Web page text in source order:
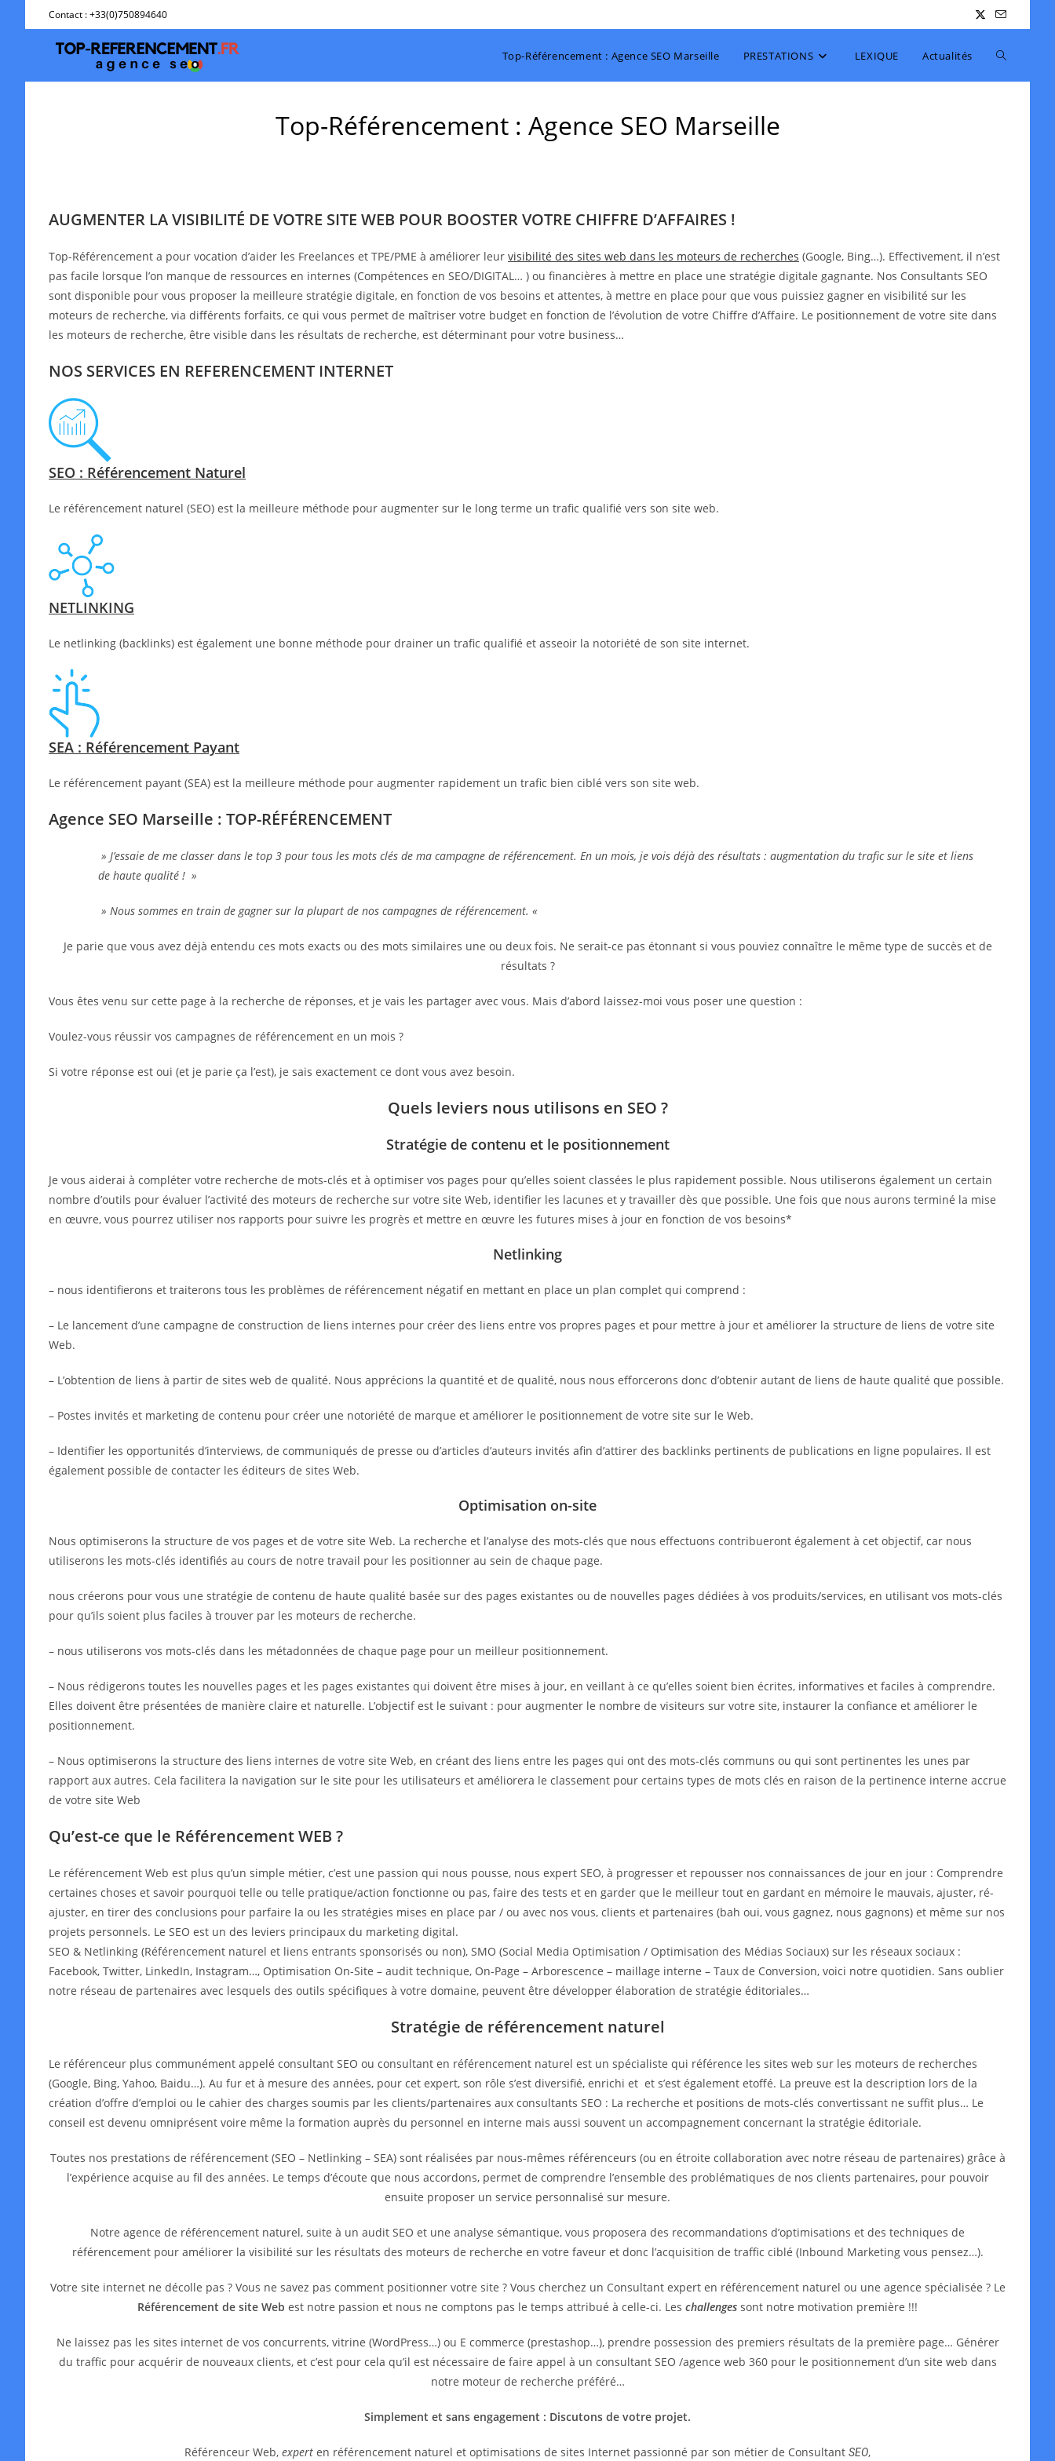
Contact : +33(0)750894640
Top-Référencement : Agence SEO Marseille PRESTATIONS LEXIQUE Actualités Toggle
Top-Référencement : Agence SEO Marseille
AUGMENTER LA VISIBILITÉ DE VOTRE SITE WEB POUR BOOSTER VOTRE CHIFFRE D’AFFAIRES !
Top-Référencement a pour vocation d’aider les Freelances et TPE/PME à améliorer leur visibilité des sites web dans les moteurs de recherches (Google, Bing…). Effectivement, il n’est
pas facile lorsque l’on manque de ressources en internes (Compétences en SEO/DIGITAL… ) ou financières à mettre en place une stratégie digitale gagnante. Nos Consultants SEO
sont disponible pour vous proposer la meilleure stratégie digitale, en fonction de vos besoins et attentes, à mettre en place pour que vous puissiez gagner en visibilité sur les
moteurs de recherche, via différents forfaits, ce qui vous permet de maîtriser votre budget en fonction de l’évolution de votre Chiffre d’Affaire. Le positionnement de votre site dans
les moteurs de recherche, être visible dans les résultats de recherche, est déterminant pour votre business…
NOS SERVICES EN REFERENCEMENT INTERNET
SEO : Référencement Naturel
Le référencement naturel (SEO) est la meilleure méthode pour augmenter sur le long terme un trafic qualifié vers son site web.
NETLINKING
Le netlinking (backlinks) est également une bonne méthode pour drainer un trafic qualifié et asseoir la notoriété de son site internet.
SEA : Référencement Payant
Le référencement payant (SEA) est la meilleure méthode pour augmenter rapidement un trafic bien ciblé vers son site web.
Agence SEO Marseille : TOP-RÉFÉRENCEMENT
» J’essaie de me classer dans le top 3 pour tous les mots clés de ma campagne de référencement. En un mois, je vois déjà des résultats : augmentation du trafic sur le site et liens
de haute qualité ! »
» Nous sommes en train de gagner sur la plupart de nos campagnes de référencement. «
Je parie que vous avez déjà entendu ces mots exacts ou des mots similaires une ou deux fois. Ne serait-ce pas étonnant si vous pouviez connaître le même type de succès et de
résultats ?
Vous êtes venu sur cette page à la recherche de réponses, et je vais les partager avec vous. Mais d’abord laissez-moi vous poser une question :
Voulez-vous réussir vos campagnes de référencement en un mois ?
Si votre réponse est oui (et je parie ça l’est), je sais exactement ce dont vous avez besoin.
Quels leviers nous utilisons en SEO ?
Stratégie de contenu et le positionnement
Je vous aiderai à compléter votre recherche de mots-clés et à optimiser vos pages pour qu’elles soient classées le plus rapidement possible. Nous utiliserons également un certain
nombre d’outils pour évaluer l’activité des moteurs de recherche sur votre site Web, identifier les lacunes et y travailler dès que possible. Une fois que nous aurons terminé la mise
en œuvre, vous pourrez utiliser nos rapports pour suivre les progrès et mettre en œuvre les futures mises à jour en fonction de vos besoins*
Netlinking
– nous identifierons et traiterons tous les problèmes de référencement négatif en mettant en place un plan complet qui comprend :
– Le lancement d’une campagne de construction de liens internes pour créer des liens entre vos propres pages et pour mettre à jour et améliorer la structure de liens de votre site
Web.
– L’obtention de liens à partir de sites web de qualité. Nous apprécions la quantité et de qualité, nous nous efforcerons donc d’obtenir autant de liens de haute qualité que possible.
– Postes invités et marketing de contenu pour créer une notoriété de marque et améliorer le positionnement de votre site sur le Web.
– Identifier les opportunités d’interviews, de communiqués de presse ou d’articles d’auteurs invités afin d’attirer des backlinks pertinents de publications en ligne populaires. Il est
également possible de contacter les éditeurs de sites Web.
Optimisation on-site
Nous optimiserons la structure de vos pages et de votre site Web. La recherche et l’analyse des mots-clés que nous effectuons contribueront également à cet objectif, car nous
utiliserons les mots-clés identifiés au cours de notre travail pour les positionner au sein de chaque page.
nous créerons pour vous une stratégie de contenu de haute qualité basée sur des pages existantes ou de nouvelles pages dédiées à vos produits/services, en utilisant vos mots-clés
pour qu’ils soient plus faciles à trouver par les moteurs de recherche.
– nous utiliserons vos mots-clés dans les métadonnées de chaque page pour un meilleur positionnement.
– Nous rédigerons toutes les nouvelles pages et les pages existantes qui doivent être mises à jour, en veillant à ce qu’elles soient bien écrites, informatives et faciles à comprendre.
Elles doivent être présentées de manière claire et naturelle. L’objectif est le suivant : pour augmenter le nombre de visiteurs sur votre site, instaurer la confiance et améliorer le
positionnement.
– Nous optimiserons la structure des liens internes de votre site Web, en créant des liens entre les pages qui ont des mots-clés communs ou qui sont pertinentes les unes par
rapport aux autres. Cela facilitera la navigation sur le site pour les utilisateurs et améliorera le classement pour certains types de mots clés en raison de la pertinence interne accrue
de votre site Web
Qu’est-ce que le Référencement WEB ?
Le référencement Web est plus qu’un simple métier, c’est une passion qui nous pousse, nous expert SEO, à progresser et repousser nos connaissances de jour en jour : Comprendre
certaines choses et savoir pourquoi telle ou telle pratique/action fonctionne ou pas, faire des tests et en garder que le meilleur tout en gardant en mémoire le mauvais, ajuster, ré-
ajuster, en tirer des conclusions pour parfaire la ou les stratégies mises en place par / ou avec nos vous, clients et partenaires (bah oui, vous gagnez, nous gagnons) et même sur nos
projets personnels. Le SEO est un des leviers principaux du marketing digital.
SEO & Netlinking (Référencement naturel et liens entrants sponsorisés ou non), SMO (Social Media Optimisation / Optimisation des Médias Sociaux) sur les réseaux sociaux :
Facebook, Twitter, LinkedIn, Instagram…, Optimisation On-Site – audit technique, On-Page – Arborescence – maillage interne – Taux de Conversion, voici notre quotidien. Sans oublier
notre réseau de partenaires avec lesquels des outils spécifiques à votre domaine, peuvent être développer élaboration de stratégie éditoriales…
Stratégie de référencement naturel
Le référenceur plus communément appelé consultant SEO ou consultant en référencement naturel est un spécialiste qui référence les sites web sur les moteurs de recherches
(Google, Bing, Yahoo, Baidu…). Au fur et à mesure des années, pour cet expert, son rôle s’est diversifié, enrichi et et s’est également etoffé. La preuve est la description lors de la
création d’offre d’emploi ou le cahier des charges soumis par les clients/partenaires aux consultants SEO : La recherche et positions de mots-clés convertissant ne suffit plus… Le
conseil est devenu omniprésent voire même la formation auprès du personnel en interne mais aussi souvent un accompagnement concernant la stratégie éditoriale.
Toutes nos prestations de référencement (SEO – Netlinking – SEA) sont réalisées par nous-mêmes référenceurs (ou en étroite collaboration avec notre réseau de partenaires) grâce à
l’expérience acquise au fil des années. Le temps d’écoute que nous accordons, permet de comprendre l’ensemble des problématiques de nos clients partenaires, pour pouvoir
ensuite proposer un service personnalisé sur mesure.
Notre agence de référencement naturel, suite à un audit SEO et une analyse sémantique, vous proposera des recommandations d’optimisations et des techniques de
référencement pour améliorer la visibilité sur les résultats des moteurs de recherche en votre faveur et donc l’acquisition de traffic ciblé (Inbound Marketing vous pensez…).
Votre site internet ne décolle pas ? Vous ne savez pas comment positionner votre site ? Vous cherchez un Consultant expert en référencement naturel ou une agence spécialisée ? Le
Référencement de site Web est notre passion et nous ne comptons pas le temps attribué à celle-ci. Les challenges sont notre motivation première !!!
Ne laissez pas les sites internet de vos concurrents, vitrine (WordPress…) ou E commerce (prestashop…), prendre possession des premiers résultats de la première page… Générer
du traffic pour acquérir de nouveaux clients, et c’est pour cela qu’il est nécessaire de faire appel à un consultant SEO /agence web 360 pour le positionnement d’un site web dans
notre moteur de recherche préféré…
Simplement et sans engagement : Discutons de votre projet.
Référenceur Web, expert en référencement naturel et optimisations de sites Internet passionné par son métier de Consultant SEO,